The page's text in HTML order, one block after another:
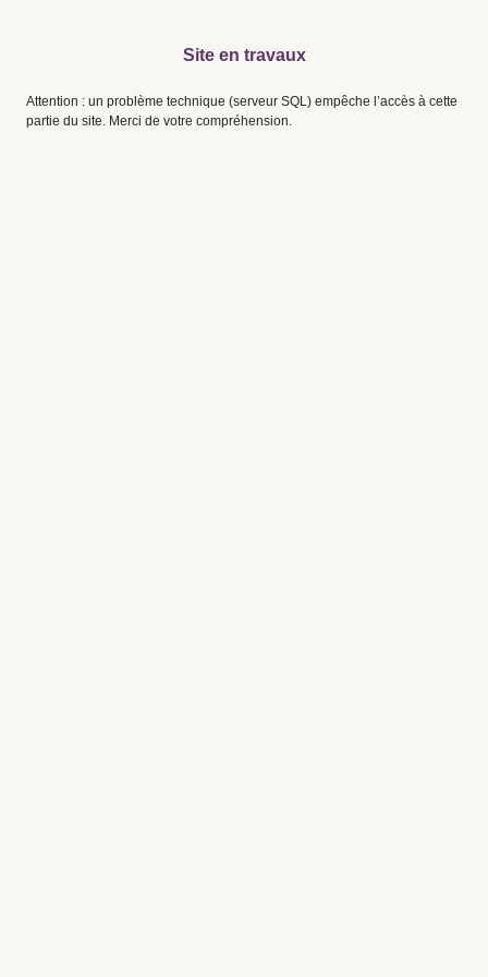
Site en travaux
Attention : un problème technique (serveur SQL) empêche l’accès à cette
partie du site. Merci de votre compréhension.